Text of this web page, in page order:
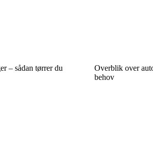
– sådan tørrer du
Overblik over
behov